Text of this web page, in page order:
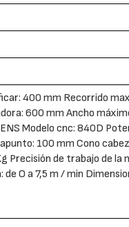
400 mm Recorrido
600 mm Ancho
Modelo cnc: 840D
100 mm Cono
de trabajo de la
O a 7,5 m / min